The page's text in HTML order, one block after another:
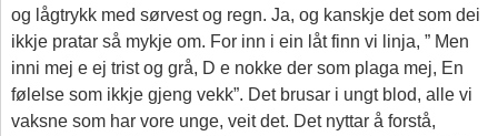
og lågtrykk med sørvest og regn. Ja, og kanskje det som dei
ikkje pratar så mykje om. For inn i ein låt finn vi linja, ” Men
inni mej e ej trist og grå, D e nokke der som plaga mej, En
følelse som ikkje gjeng vekk”. Det brusar i ungt blod, alle vi
vaksne som har vore unge, veit det. Det nyttar å forstå,